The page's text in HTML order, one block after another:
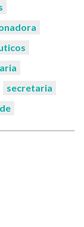
secretaria